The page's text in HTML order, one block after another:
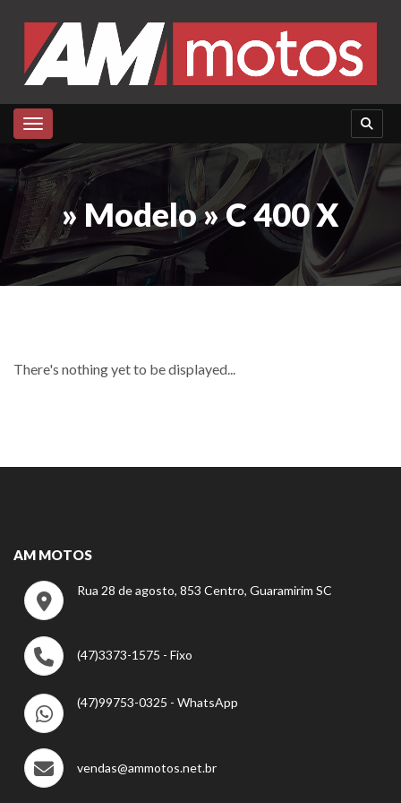
Toggle navigation
» Modelo » C 400 X
There's nothing yet to be displayed...
AM MOTOS
Rua 28 de agosto, 853 Centro, Guaramirim SC
(47)3373-1575 - Fixo
(47)99753-0325 - WhatsApp
vendas@ammotos.net.br